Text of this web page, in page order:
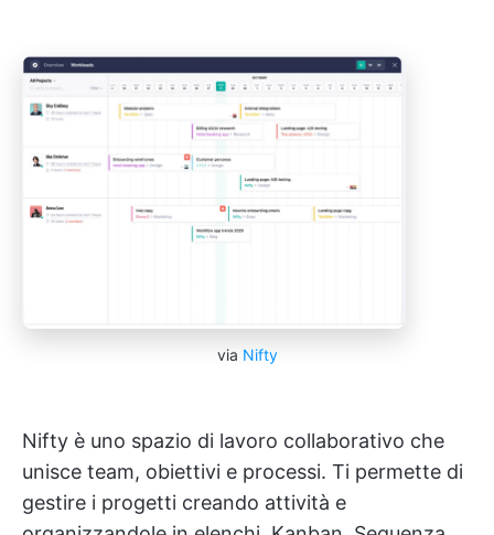
via Nifty
Nifty è uno spazio di lavoro collaborativo che
unisce team, obiettivi e processi. Ti permette di
gestire i progetti creando attività e